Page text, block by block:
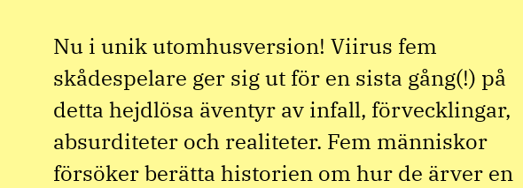
Nu i unik utomhusversion! Viirus fem
skådespelare ger sig ut för en sista gång(!) på
detta hejdlösa äventyr av infall, förvecklingar,
absurditeter och realiteter. Fem människor
försöker berätta historien om hur de ärver en